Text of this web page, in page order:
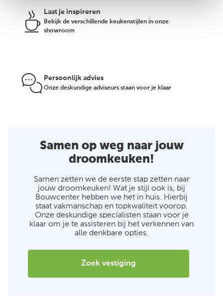
Laat je inspireren
Bekijk de verschillende keukenstijlen in onze
showroom
Persoonlijk advies
Onze deskundige adviseurs staan voor je klaar
Samen op weg naar jouw
droomkeuken!
Samen zetten we de eerste stap zetten naar
jouw droomkeuken! Wat je stijl ook is, bij
Bouwcenter hebben we het in huis. Hierbij
staat vakmanschap en topkwaliteit voorop.
Onze deskundige specialisten staan voor je
klaar om je te assisteren bij het verkennen van
alle denkbare opties.
Zoek vestiging